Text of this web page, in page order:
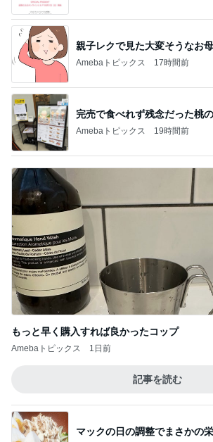
親子レクで見た大変そうなお
Amebaトピックス 17時間前
完売で食べれず残念だった桃
Amebaトピックス 19時間前
もっと早く購入すれば良かったコップ
Amebaトピックス 1日前
記事を読む
マックの日の調整でまさかの